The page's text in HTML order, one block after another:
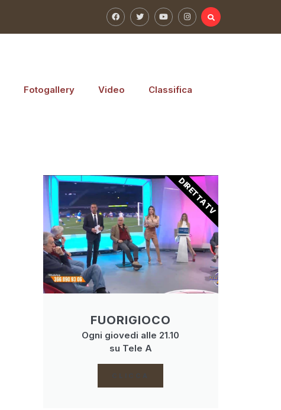
Fotogallery Video Classifica
FUORIGIOCO
Ogni giovedi alle 21.10
su Tele A
CLICCA
DIRETTA TV